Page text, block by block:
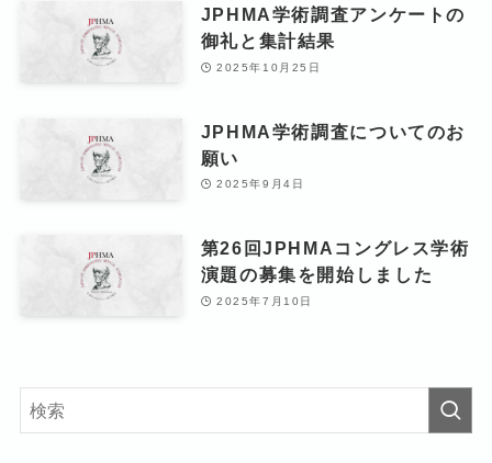
JPHMA学術調査アンケートの
御礼と集計結果
2025年10月25日
JPHMA学術調査についてのお
願い
2025年9月4日
第26回JPHMAコングレス学術
演題の募集を開始しました
2025年7月10日